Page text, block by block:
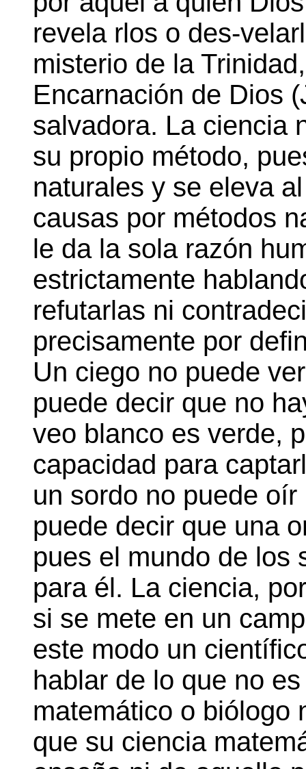
revela rlos o des-
misterio de la
Encarnación de Dios
salvadora. La ciencia
su propio método,
naturales y se eleva
causas por métodos
le da la sola razón
estrictamente
refutarlas ni
precisamente por
Un ciego no puede
puede decir que no
veo blanco es verde,
capacidad para
un sordo no puede
puede decir que una
pues el mundo de los
para él. La ciencia,
si se mete en un
este modo un
hablar de lo que no
matemático o biólogo
que su ciencia